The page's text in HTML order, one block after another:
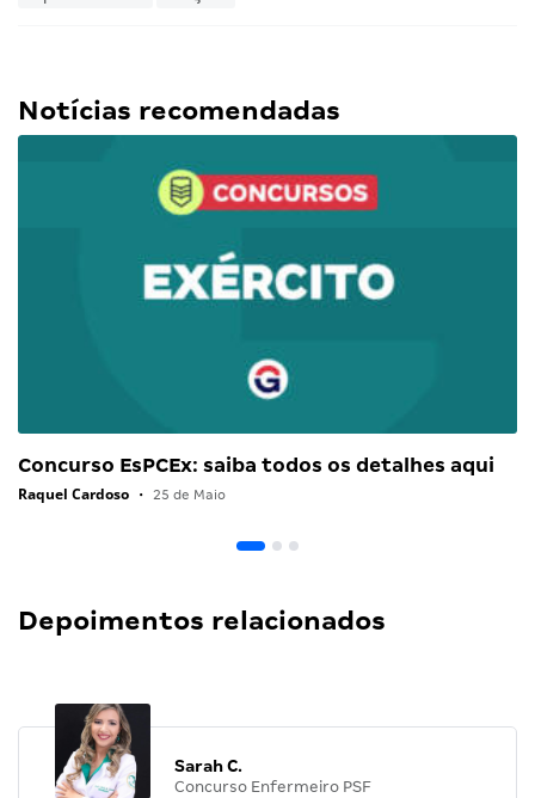
Notícias recomendadas
Concurso EsPCEx: saiba todos os detalhes aqui
Raquel Cardoso • 25 de Maio
Depoimentos relacionados
Sarah C.
Concurso Enfermeiro PSF